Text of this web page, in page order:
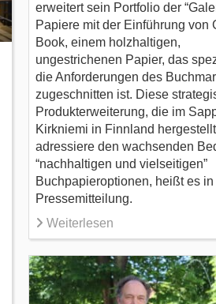
erweitert sein Portfolio der
Papiere mit der Einführung von
Book, einem holzhaltigen,
ungestrichenen Papier, das
die Anforderungen des
zugeschnitten ist. Diese
Produkterweiterung, die im
Kirkniemi in Finnland
adressiere den wachsenden
“nachhaltigen und vielseitigen”
Buchpapieroptionen, heißt es
Pressemitteilung.
Weiterlesen